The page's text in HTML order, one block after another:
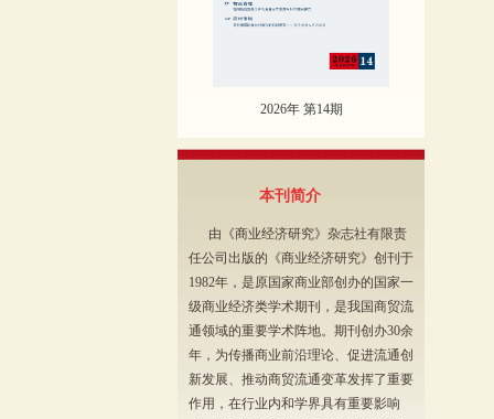
2026年 第14期
本刊简介
由《商业经济研究》杂志社有限责
任公司出版的《商业经济研究》创刊于
1982年，是原国家商业部创办的国家一
级商业经济类学术期刊，是我国商贸流
通领域的重要学术阵地。期刊创办30余
年，为传播商业前沿理论、促进流通创
新发展、推动商贸流通变革发挥了重要
作用，在行业内和学界具有重要影响